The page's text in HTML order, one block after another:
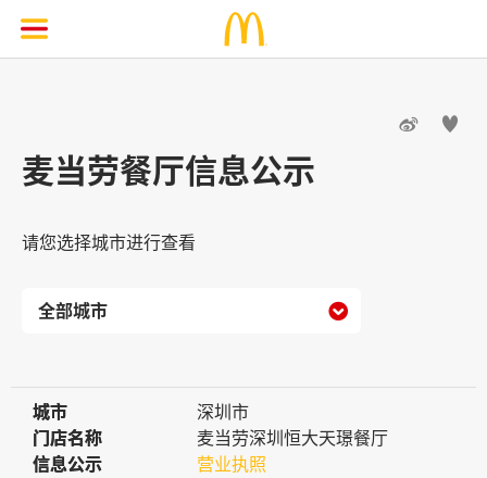
 
麦当劳餐厅信息公示
请您选择城市进行查看

城市
城市
深圳市
门店名称
门店名称
麦当劳深圳恒大天璟餐厅
信息公示
信息公示
营业执照